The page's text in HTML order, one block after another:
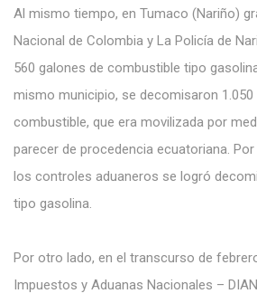
Al mismo tiempo, en Tumaco (Nariño)
Nacional de Colombia y La Policía de
560 galones de combustible tipo
mismo municipio, se decomisaron 1.050
combustible, que era movilizada por
parecer de procedencia ecuatoriana.
los controles aduaneros se logró
tipo gasolina.
Por otro lado, en el transcurso de
Impuestos y Aduanas Nacionales –